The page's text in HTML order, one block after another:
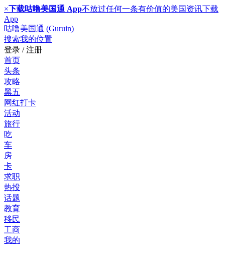
×下载咕噜美国通 App不放过任何一条有价值的美国资讯下载
App
咕噜美国通 (Guruin)
搜索我的位置
登录 / 注册
首页
头条
攻略
黑五
网红打卡
活动
旅行
吃
车
房
卡
求职
热投
话题
教育
移民
工商
我的